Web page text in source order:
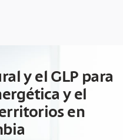
y el GLP para
y el
en